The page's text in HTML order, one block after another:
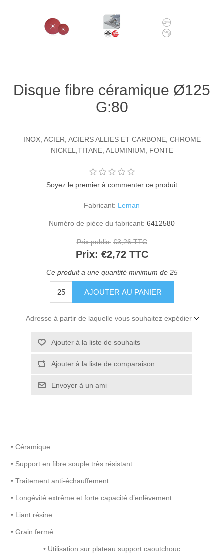
Disque fibre céramique Ø125
G:80
INOX, ACIER, ACIERS ALLIES ET CARBONE, CHROME
NICKEL,TITANE, ALUMINIUM, FONTE
Soyez le premier à commenter ce produit
Fabricant: Leman
Numéro de pièce du fabricant: 6412580
Prix public: €3,26 TTC
Prix: €2,72 TTC
Ce produit a une quantité minimum de 25
Adresse à partir de laquelle vous souhaitez expédier
• Céramique
• Support en fibre souple très résistant.
• Traitement anti-échauffement.
• Longévité extrême et forte capacité d’enlèvement.
• Liant résine.
• Grain fermé.
• Utilisation sur plateau support caoutchouc